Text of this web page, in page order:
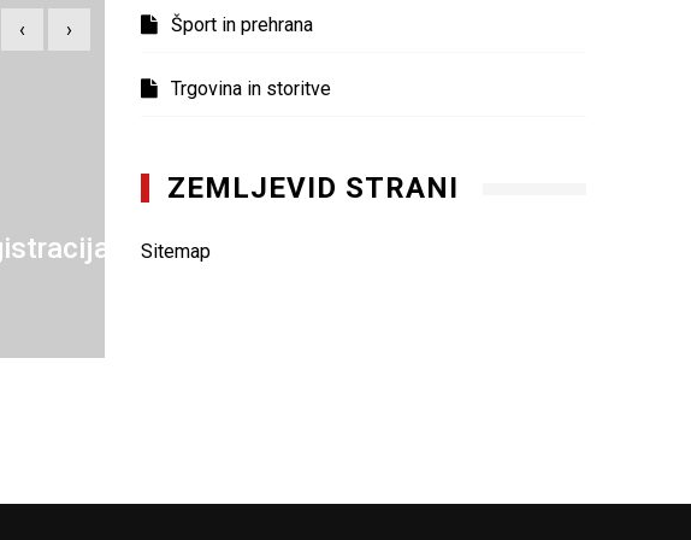
Kako izbrati cvetlična korita?
‹ › Šport in prehrana
Trgovina in storitve
ZEMLJEVID STRANI
Sitemap